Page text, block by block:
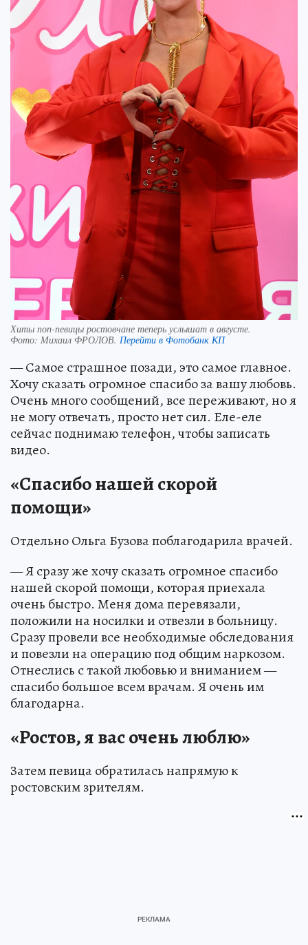
Хиты поп-певицы ростовчане теперь услышат в августе.
Фото: Михаил ФРОЛОВ. Перейти в Фотобанк КП
— Самое страшное позади, это самое главное.
Хочу сказать огромное спасибо за вашу любовь.
Очень много сообщений, все переживают, но я
не могу отвечать, просто нет сил. Еле-еле
сейчас поднимаю телефон, чтобы записать
видео.
«Спасибо нашей скорой
помощи»
Отдельно Ольга Бузова поблагодарила врачей.
— Я сразу же хочу сказать огромное спасибо
нашей скорой помощи, которая приехала
очень быстро. Меня дома перевязали,
положили на носилки и отвезли в больницу.
Сразу провели все необходимые обследования
и повезли на операцию под общим наркозом.
Отнеслись с такой любовью и вниманием —
спасибо большое всем врачам. Я очень им
благодарна.
«Ростов, я вас очень люблю»
Затем певица обратилась напрямую к
ростовским зрителям.